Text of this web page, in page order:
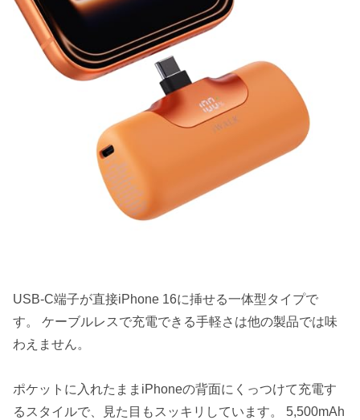
USB-C端子が直接iPhone 16に挿せる一体型タイプで
す。 ケーブルレスで充電できる手軽さは他の製品では味
わえません。
ポケットに入れたままiPhoneの背面にくっつけて充電す
るスタイルで、見た目もスッキリしています。 5,500mAh